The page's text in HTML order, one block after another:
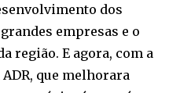
dos
empresas e o
região. E agora, com a
que melhorara